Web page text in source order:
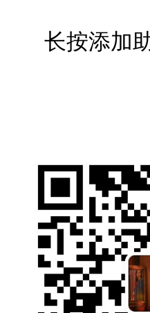
长按添加